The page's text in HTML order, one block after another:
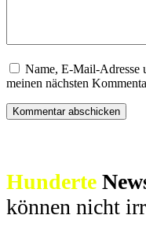
Name, E-Mail-Adresse
meinen nächsten
Hunderte
können nicht